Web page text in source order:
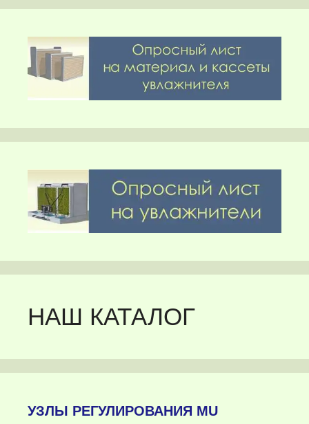
НАШ КАТАЛОГ
УЗЛЫ РЕГУЛИРОВАНИЯ MU